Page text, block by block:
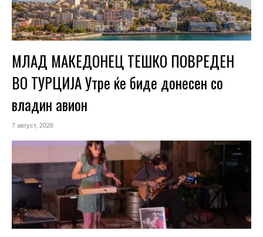
МЛАД МАКЕДОНЕЦ ТЕШКО ПОВРЕДЕН
ВО ТУРЦИЈА Утре ќе биде донесен со
владин авион
7 август, 2026